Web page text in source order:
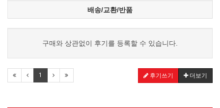
배송/교환/반품
구매와 상관없이 후기를 등록할 수 있습니다.
1 후기쓰기 더보기